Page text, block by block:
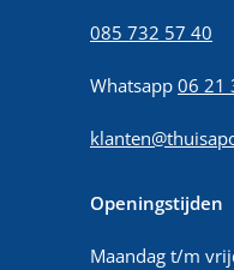
085 732 57 40
Whatsapp06 21
Openingstijden
Maandag t/m